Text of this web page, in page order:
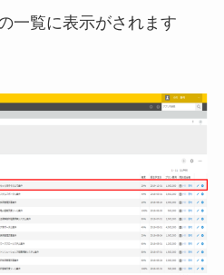
一覧に表示がされます